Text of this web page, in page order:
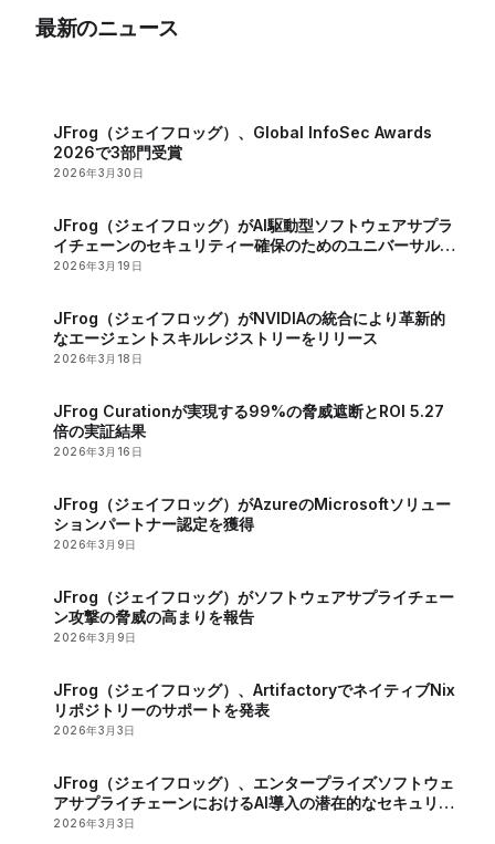
リティーリスクを報告
最新のニュース
JFrog（ジェイフロッグ）、Global InfoSec Awards
2026で3部門受賞
2026年3月30日
JFrog（ジェイフロッグ）がAI駆動型ソフトウェアサプラ
イチェーンのセキュリティー確保のためのユニバーサル
MCPレジストリーを発表
2026年3月19日
JFrog（ジェイフロッグ）がNVIDIAの統合により革新的
なエージェントスキルレジストリーをリリース
2026年3月18日
JFrog Curationが実現する99%の脅威遮断とROI 5.27
倍の実証結果
2026年3月16日
JFrog（ジェイフロッグ）がAzureのMicrosoftソリュー
ションパートナー認定を獲得
2026年3月9日
JFrog（ジェイフロッグ）がソフトウェアサプライチェー
ン攻撃の脅威の高まりを報告
2026年3月9日
JFrog（ジェイフロッグ）、ArtifactoryでネイティブNix
リポジトリーのサポートを発表
2026年3月3日
JFrog（ジェイフロッグ）、エンタープライズソフトウェ
アサプライチェーンにおけるAI導入の潜在的なセキュリテ
ィーリスクを報告
2026年3月3日